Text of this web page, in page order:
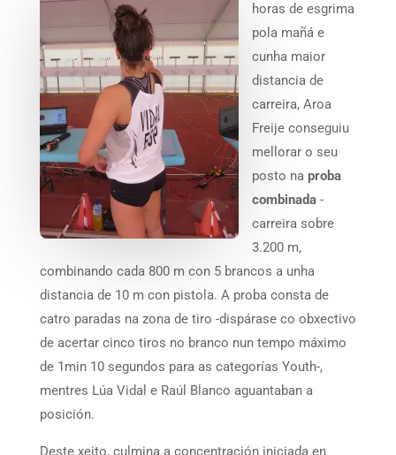
horas de esgrima
pola mañá e
cunha maior
distancia de
carreira, Aroa
Freije conseguiu
mellorar o seu
posto na proba
combinada-
carreira sobre
3.200 m,
combinando cada 800 m con 5 brancos a unha
distancia de 10 m con pistola. A proba consta de
catro paradas na zona de tiro -dispárase co obxectivo
de acertar cinco tiros no branco nun tempo máximo
de 1min 10 segundos para as categorías Youth-,
mentres Lúa Vidal e Raúl Blanco aguantaban a
posición.
Deste xeito, culmina a concentración iniciada en